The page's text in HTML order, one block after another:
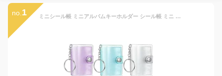
no. 1 ミニシール帳 ミニアルバムキーホルダー シール帳 ミニ 5x3.5cm 2インチ 28枚写真収納可 写真ホルダー フォトアルバム 推し活グッズ クリアポケット キーチェーン付き フォトアルバムキーホルダー 小型 DIY 手作り 記念フォトアルバム 応援 ペンダント ギフト